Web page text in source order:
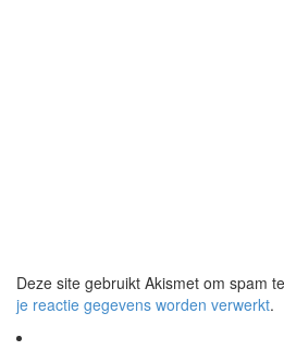
Deze site gebruikt Akismet om spam
je reactie gegevens worden verwerkt.